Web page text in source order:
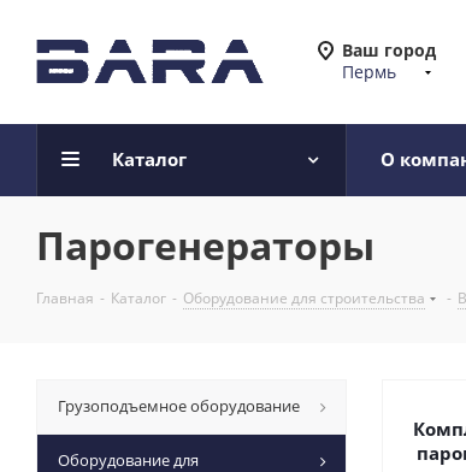
Ваш город
Пермь
Каталог О
Парогенераторы
Главная - Каталог - Оборудование для строительства -
Грузоподъемное оборудование
Оборудование для